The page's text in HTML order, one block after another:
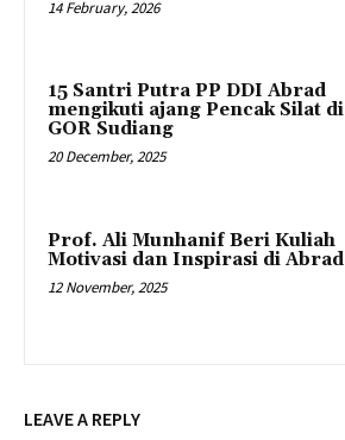
14 February, 2026
15 Santri Putra PP DDI Abrad
mengikuti ajang Pencak Silat di
GOR Sudiang
20 December, 2025
Prof. Ali Munhanif Beri Kuliah
Motivasi dan Inspirasi di Abrad
12 November, 2025
LEAVE A REPLY